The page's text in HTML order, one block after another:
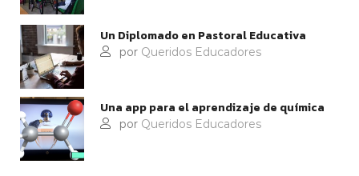
Un Diplomado en Pastoral Educativa
por Queridos Educadores
Una app para el aprendizaje de química
por Queridos Educadores